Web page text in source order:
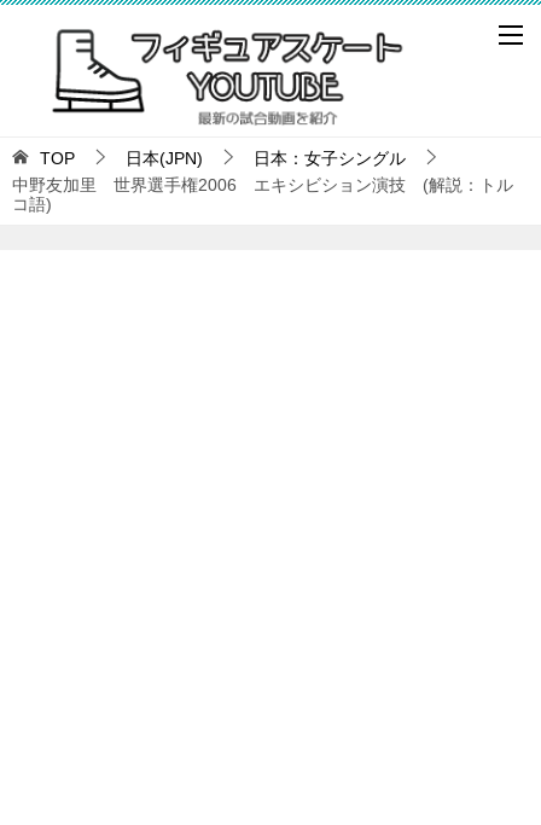
TOP 日本(JPN)
日本：女子シングル
中野友加里 世界選手権2006 エキシビション演技 (解説：トル
コ語)